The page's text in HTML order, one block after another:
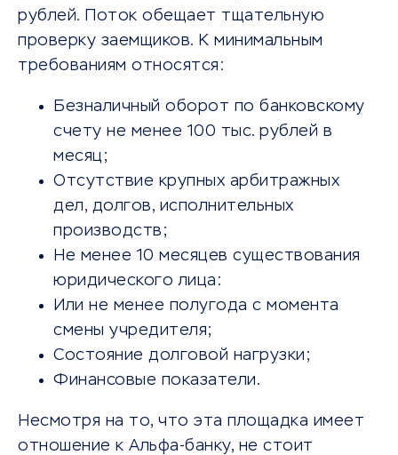
рублей. Поток обещает тщательную
проверку заемщиков. К минимальным
требованиям относятся:
Безналичный оборот по банковскому
счету не менее 100 тыс. рублей в
месяц;
Отсутствие крупных арбитражных
дел, долгов, исполнительных
производств;
Не менее 10 месяцев существования
юридического лица:
Или не менее полугода с момента
смены учредителя;
Состояние долговой нагрузки;
Финансовые показатели.
Несмотря на то, что эта площадка имеет
отношение к Альфа-банку, не стоит